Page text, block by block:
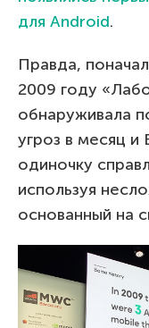
для Android.
Правда,
2009 году
обнаруживала
угроз в месяц
одиночку
используя
основанный на